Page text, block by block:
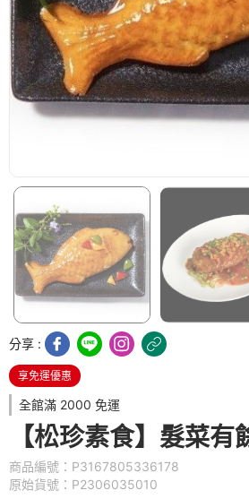
分享 :
享免運優惠
全館滿 2000 免運
【松珍素食】髮菜有
商品編號：P3167805336178
原始貨號：P2306035010